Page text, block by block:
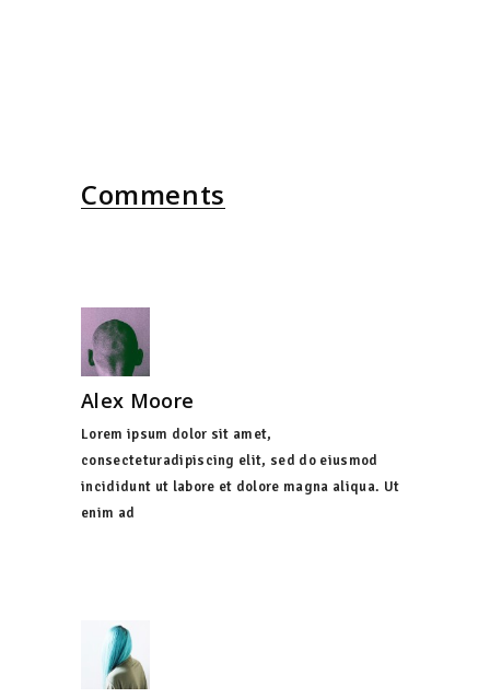
Comments
Alex Moore
Lorem ipsum dolor sit amet,
consecteturadipiscing elit, sed do eiusmod
incididunt ut labore et dolore magna aliqua. Ut
enim ad